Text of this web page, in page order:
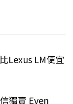
Lexus LM便宜
獨賣 Even